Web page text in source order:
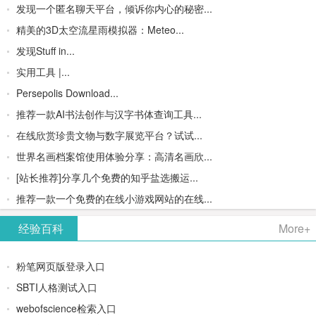
发现一个匿名聊天平台，倾诉你内心的秘密...
精美的3D太空流星雨模拟器：Meteo...
发现Stuff in...
实用工具 |...
Persepolis Download...
推荐一款AI书法创作与汉字书体查询工具...
在线欣赏珍贵文物与数字展览平台？试试...
世界名画档案馆使用体验分享：高清名画欣...
[站长推荐]分享几个免费的知乎盐选搬运...
推荐一款一个免费的在线小游戏网站的在线...
经验百科 More+
粉笔网页版登录入口
SBTI人格测试入口
webofscience检索入口